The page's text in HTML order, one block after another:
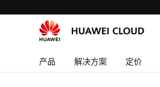
产品 解决方案 定价